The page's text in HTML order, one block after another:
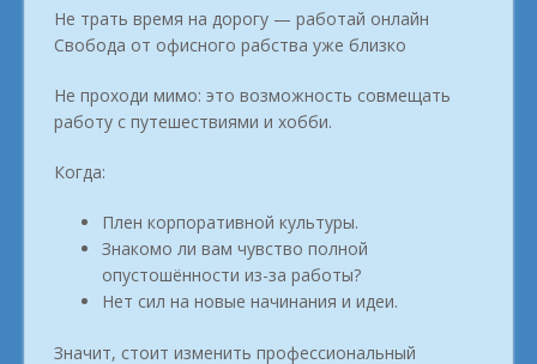
Не трать время на дорогу — работай онлайн
Свобода от офисного рабства уже близко
Не проходи мимо: это возможность совмещать
работу с путешествиями и хобби.
Когда:
Плен корпоративной культуры.
Знакомо ли вам чувство полной
опустошённости из-за работы?
Нет сил на новые начинания и идеи.
Значит, стоит изменить профессиональный